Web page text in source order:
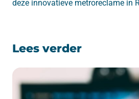
deze innovatieve metroreclame in
Lees verder